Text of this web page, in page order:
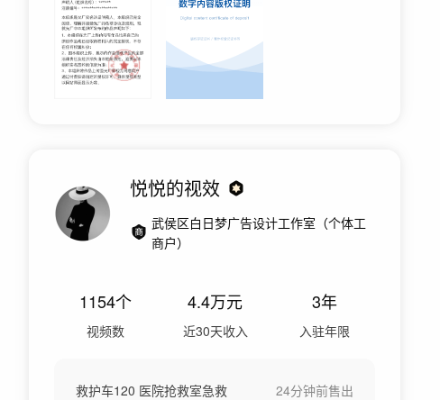
悦悦的视效
武侯区白日梦广告设计工作室（个体工
商户）
1154个
视频数
4.4万元
近30天收入
3年
入驻年限
救护车120 医院抢救室急救 24分钟前售出